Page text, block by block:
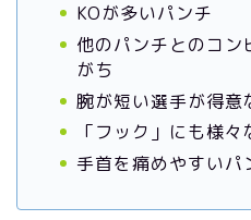
KOが多いパンチ
他のパンチとのコ
がち
腕が短い選手が得意
「フック」にも様
手首を痛めやすいパ